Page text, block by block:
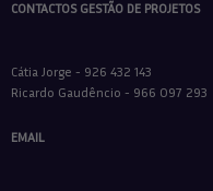
CONTACTOS GESTÃO DE PROJETOS
Cátia Jorge - 926 432 143
Ricardo Gaudêncio - 966 097 293
EMAIL